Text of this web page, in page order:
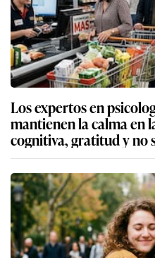
Los expertos en
mantienen la calma en
cognitiva, gratitud y